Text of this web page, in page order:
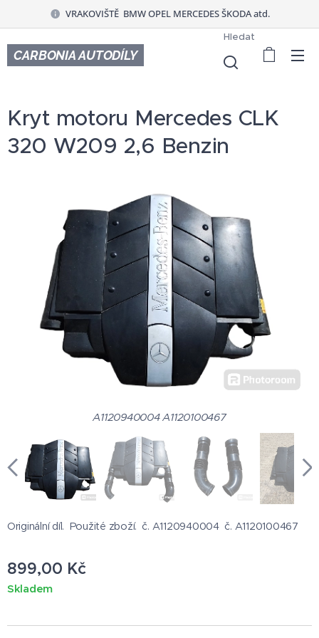
VRAKOVIŠTĚ BMW OPEL MERCEDES ŠKODA atd.
CARBONIA AUTODÍLY
Hledat
Kryt motoru Mercedes CLK
320 W209 2,6 Benzin
A1120940004 A1120100467
Originální díl. Použité zboží. č. A1120940004 č. A1120100467
899,00 Kč
Skladem